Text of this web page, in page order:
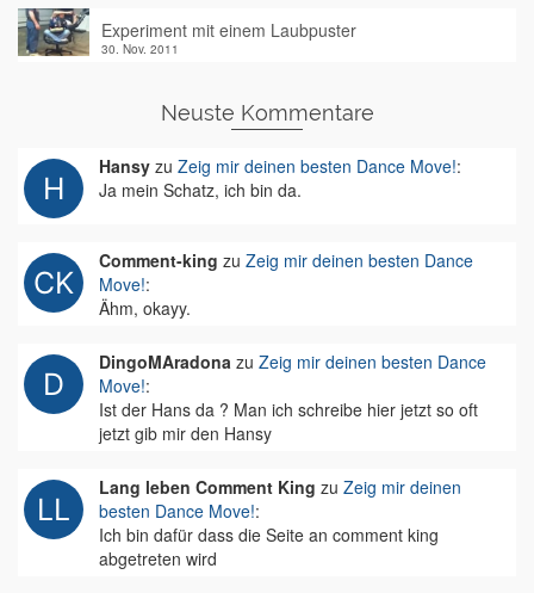
Experiment mit einem Laubpuster
30. Nov. 2011
Neuste Kommentare
Hansy zu Zeig mir deinen besten Dance Move!:
Ja mein Schatz, ich bin da.
Comment-king zu Zeig mir deinen besten Dance
Move!:
Ähm, okayy.
DingoMAradona zu Zeig mir deinen besten Dance
Move!:
Ist der Hans da ? Man ich schreibe hier jetzt so oft
jetzt gib mir den Hansy
Lang leben Comment King zu Zeig mir deinen
besten Dance Move!:
Ich bin dafür dass die Seite an comment king
abgetreten wird